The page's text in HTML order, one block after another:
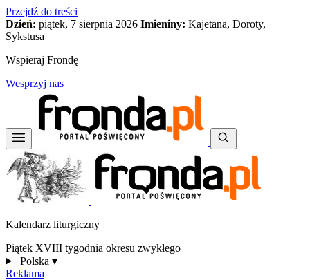
Przejdź do treści
Dzień: piątek, 7 sierpnia 2026 Imieniny: Kajetana, Doroty,
Sykstusa
Wspieraj Frondę
Wesprzyj nas
Kalendarz liturgiczny
Piątek XVIII tygodnia okresu zwykłego
Polska ▾
Reklama